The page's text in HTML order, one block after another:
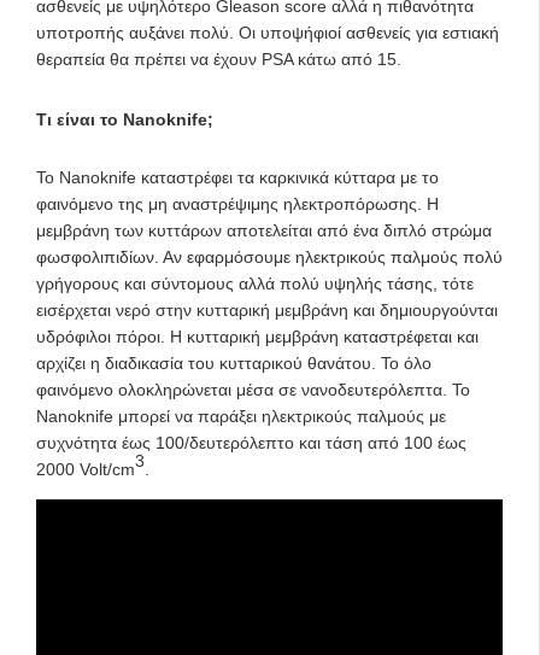
ασθενείς με υψηλότερο Gleason score αλλά η πιθανότητα
υποτροπής αυξάνει πολύ. Οι υποψήφιοί ασθενείς για εστιακή
θεραπεία θα πρέπει να έχουν PSA κάτω από 15.
Τι είναι το Nanoknife;
Το Nanoknife καταστρέφει τα καρκινικά κύτταρα με το
φαινόμενο της μη αναστρέψιμης ηλεκτροπόρωσης. Η
μεμβράνη των κυττάρων αποτελείται από ένα διπλό στρώμα
φωσφολιπιδίων. Αν εφαρμόσουμε ηλεκτρικούς παλμούς πολύ
γρήγορους και σύντομους αλλά πολύ υψηλής τάσης, τότε
εισέρχεται νερό στην κυτταρική μεμβράνη και δημιουργούνται
υδρόφιλοι πόροι. Η κυτταρική μεμβράνη καταστρέφεται και
αρχίζει η διαδικασία του κυτταρικού θανάτου. Το όλο
φαινόμενο ολοκληρώνεται μέσα σε νανοδευτερόλεπτα. To
Nanoknife μπορεί να παράξει ηλεκτρικούς παλμούς με
συχνότητα έως 100/δευτερόλεπτο και τάση από 100 έως
2000 Volt/cm3